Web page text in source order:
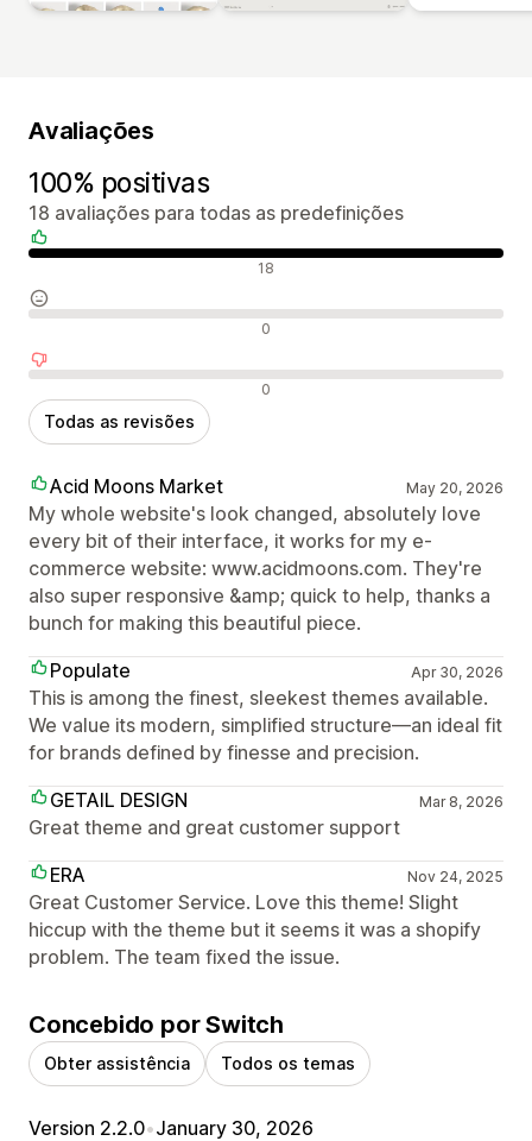
Avaliações
100% positivas
18 avaliações para todas as predefinições
Avaliações positivas 18
Avaliações neutras 0
Avaliações negativas 0
Todas as revisões
Acid Moons Market May 20, 2026
My whole website's look changed, absolutely love
every bit of their interface, it works for my e-
commerce website: www.acidmoons.com. They're
also super responsive &amp; quick to help, thanks a
bunch for making this beautiful piece.
Populate
Apr 30, 2026
This is among the finest, sleekest themes available.
We value its modern, simplified structure—an ideal fit
for brands defined by finesse and precision.
GETAIL DESIGN
Mar 8, 2026
Great theme and great customer support
ERA
Nov 24, 2025
Great Customer Service. Love this theme! Slight
hiccup with the theme but it seems it was a shopify
problem. The team fixed the issue.
Concebido por Switch
Obter assistência Todos os temas
Version 2.2.0•January 30, 2026